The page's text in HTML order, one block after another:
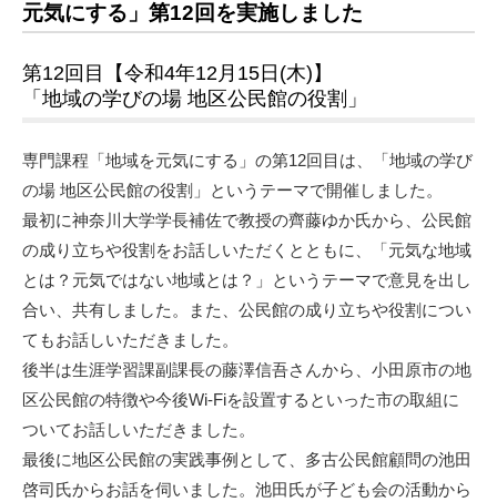
元気にする」第12回を実施しました
第12回目【令和4年12月15日(木)】
「地域の学びの場 地区公民館の役割」
専門課程「地域を元気にする」の第12回目は、「地域の学び
の場 地区公民館の役割」というテーマで開催しました。
最初に神奈川大学学長補佐で教授の齊藤ゆか氏から、公民館
の成り立ちや役割をお話しいただくとともに、「元気な地域
とは？元気ではない地域とは？」というテーマで意見を出し
合い、共有しました。また、公民館の成り立ちや役割につい
てもお話しいただきました。
後半は生涯学習課副課長の藤澤信吾さんから、小田原市の地
区公民館の特徴や今後Wi-Fiを設置するといった市の取組に
ついてお話しいただきました。
最後に地区公民館の実践事例として、多古公民館顧問の池田
啓司氏からお話を伺いました。池田氏が子ども会の活動から